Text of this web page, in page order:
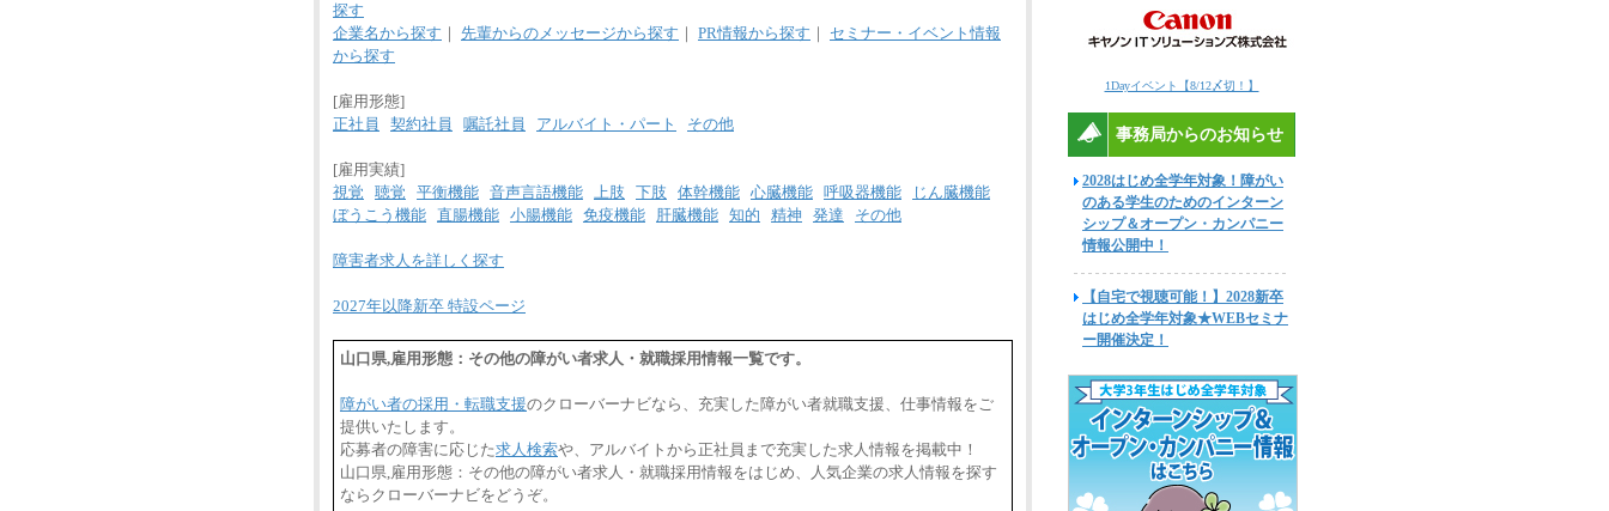
探す
企業名から探す ｜ 先輩からのメッセージから探す ｜ PR情報から探す ｜ セミナー・イベント情報
から探す
[雇用形態]
正社員
契約社員 嘱託社員 アルバイト・パート その他
[雇用実績]
視覚
聴覚 平衡機能 音声言語機能 上肢 下肢 体幹機能 心臓機能 呼吸器機能
じん臓機能
ぼうこう機能 直腸機能 小腸機能 免疫機能 肝臓機能 知的 精神 発達 その他
障害者求人を詳しく探す
2027年以降新卒 特設ページ
山口県,雇用形態：その他の障がい者求人・就職採用情報一覧です。
障がい者の採用・転職支援のクローバーナビなら、充実した障がい者就職支援、仕事情報をご
提供いたします。
応募者の障害に応じた求人検索や、アルバイトから正社員まで充実した求人情報を掲載中！
山口県,雇用形態：その他の障がい者求人・就職採用情報をはじめ、人気企業の求人情報を探す
ならクローバーナビをどうぞ。
1Dayイベント【8/12〆切！】
事務局からのお知らせ
2028はじめ全学年対象！障がい
のある学生のためのインターン
シップ＆オープン・カンパニー
情報公開中！
【自宅で視聴可能！】2028新卒
はじめ全学年対象★WEBセミナ
ー開催決定！